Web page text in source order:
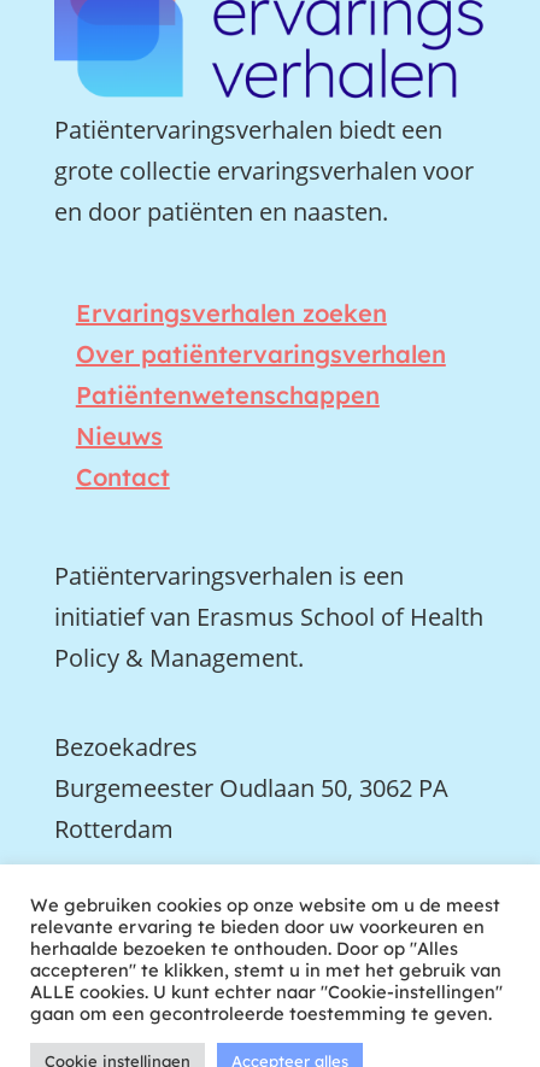
Patiëntervaringsverhalen biedt een
grote collectie ervaringsverhalen voor
en door patiënten en naasten.
Ervaringsverhalen zoeken
Over patiëntervaringsverhalen
Patiëntenwetenschappen
Nieuws
Contact
Patiëntervaringsverhalen is een
initiatief van Erasmus School of Health
Policy & Management.
Bezoekadres
Burgemeester Oudlaan 50, 3062 PA
Rotterdam
 We zijn ook actief op LinkedIn
We gebruiken cookies op onze website om u de meest
relevante ervaring te bieden door uw voorkeuren en
herhaalde bezoeken te onthouden. Door op "Alles
accepteren" te klikken, stemt u in met het gebruik van
ALLE cookies. U kunt echter naar "Cookie-instellingen"
gaan om een gecontroleerde toestemming te geven.
Cookie instellingen Accepteer alles